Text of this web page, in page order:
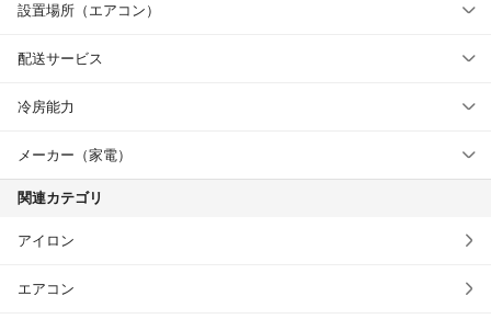
設置場所（エアコン）
配送サービス
冷房能力
メーカー（家電）
関連カテゴリ
アイロン
エアコン